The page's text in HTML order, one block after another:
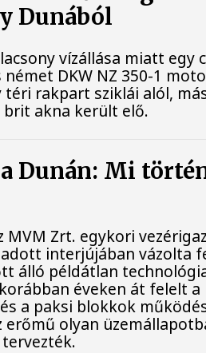
Dunából
vízállása miatt egy
DKW NZ 350-1
téri rakpart sziklái alól,
akna került elő.
Dunán: Mi
MVM Zrt. egykori
interjújában vázolta
álló példátlan
éveken át felelt
a paksi blokkok
erőmű olyan